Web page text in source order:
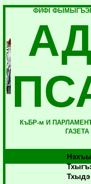
ФИФI
КъБР-м И
Тхыдэ